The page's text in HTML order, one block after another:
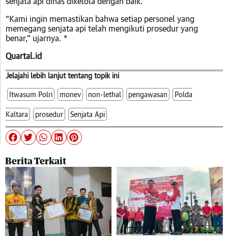
“Kami ingin memastikan bahwa setiap personel yang
memegang senjata api telah mengikuti prosedur yang
benar,” ujarnya. *
Quartal.id
Jelajahi lebih lanjut tentang topik ini
Itwasum Polri monev non-lethal pengawasan Polda
Kaltara prosedur Senjata Api
Berita Terkait